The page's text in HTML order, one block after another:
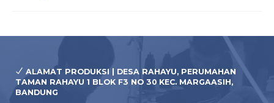
ALAMAT PRODUKSI | DESA RAHAYU, PERUMAHAN
TAMAN RAHAYU 1 BLOK F3 NO 30 KEC. MARGAASIH,
BANDUNG